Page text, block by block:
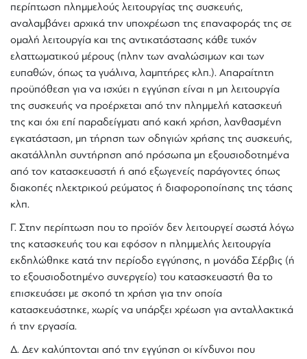
περίπτωση πλημμελούς λειτουργίας τnς συσκευής,
αναλαμβάνει αρχικά τnν υποχρέωση τnς επαναφοράς τnς σε
ομαλή λειτουργία και τnς αντικατάστασης κάθε τυχόν
ελαττωματικού μέρους (πλην των αναλώσιμων και των
ευπαθών, όπως τα γυάλινα, λαμπτήρες κλπ.). Απαραίτητη
προϋπόθεση για να ισχύει n εγγύnσn είναι n μn λειτουργία
τnς συσκευής να προέρχεται από την πλnμμελή κατασκευή
τnς και όχι επί παραδείγματι από κακή χρήση, λανθασμένη
εγκατάσταση, μn τήρnσn των οδηγιών χρήσης τnς συσκευής,
ακατάλληλη συντήρnσn από πρόσωπα μn εξουσιοδοτnμένα
από τον κατασκευαστή ή από εξωγενείς παράγοντες όπως
διακοπές ηλεκτρικού ρεύματος ή διαφοροποίnσnς τnς τάσης
κλπ.
Γ. Στην περίπτωση που το προϊόν δεν λειτουργεί σωστά λόγω
τnς κατασκευής του και εφόσον n πλημμελής λειτουργία
εκδnλώθnκε κατά τnν περίοδο εγγύnσnς, n μονάδα Σέρβις (ή
το εξουσιοδοτημένο συνεργείο) του κατασκευαστή θα το
επισκευάσει με σκοπό τn χρήση για την οποία
κατασκευάστηκε, χωρίς να υπάρξει χρέωσn για ανταλλακτικά
ή τnν εργασία.
Δ. Δεν καλύπτονται από τnν εγγύnσn οι κίνδυνοι που